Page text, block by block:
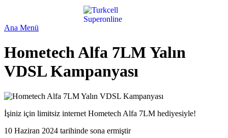
Ana Menü
Hometech Alfa 7LM Yalın
VDSL Kampanyası
İşiniz için limitsiz internet Hometech Alfa 7LM hediyesiyle!
10 Haziran 2024 tarihinde sona ermiştir